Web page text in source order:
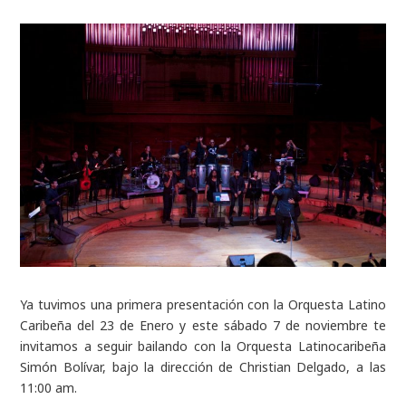
Ya tuvimos una primera presentación con la Orquesta Latino
Caribeña del 23 de Enero y este sábado 7 de noviembre te
invitamos a seguir bailando con la Orquesta Latinocaribeña
Simón Bolívar, bajo la dirección de Christian Delgado, a las
11:00 am.